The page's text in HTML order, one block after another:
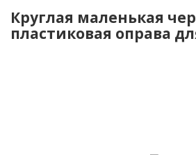
Круглая маленькая
пластиковая оправа